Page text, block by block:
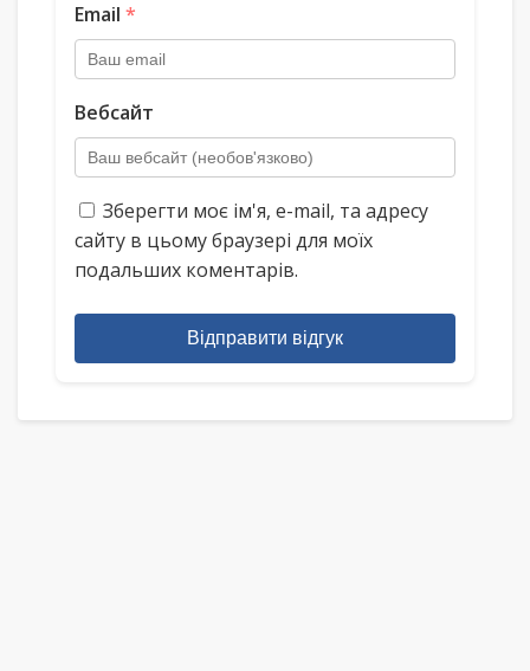
Email *
Вебсайт
Зберегти моє ім'я, e-mail, та адресу
сайту в цьому браузері для моїх
подальших коментарів.
Відправити відгук